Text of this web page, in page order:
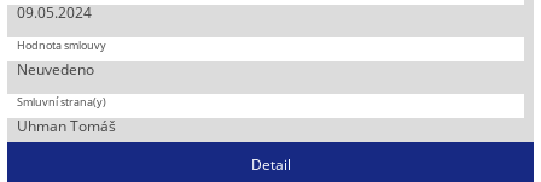
09.05.2024
Neuvedeno
Uhman Tomáš
Detail